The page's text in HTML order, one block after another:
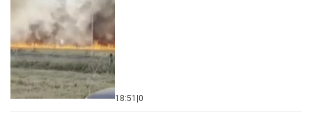
18:51 0